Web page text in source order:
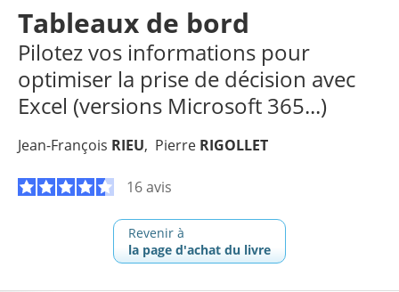
Tableaux de bord
Pilotez vos informations pour
optimiser la prise de décision avec
Excel (versions Microsoft 365...)
Jean-François RIEU Pierre RIGOLLET
16 avis
Revenir à
la page d'achat du livre